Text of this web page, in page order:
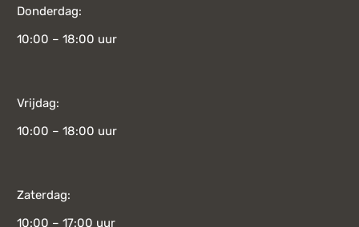
Donderdag:
10:00 – 18:00 uur
Vrijdag:
10:00 – 18:00 uur
Zaterdag:
10:00 – 17:00 uur